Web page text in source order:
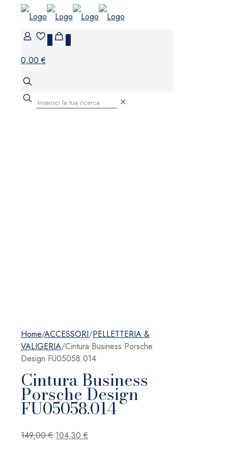
0,00 €
✕
Home/ACCESSORI/PELLETTERIA &
VALIGERIA/Cintura Business Porsche
Design FU05058.014
Cintura Business
Porsche Design
FU05058.014
149,00€ Il104,30 €